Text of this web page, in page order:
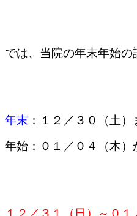
では、当院の年末年始の
年末 ：
１２／３０（土）
年始： ０１／０４（木）
１２／３１（日）～０１